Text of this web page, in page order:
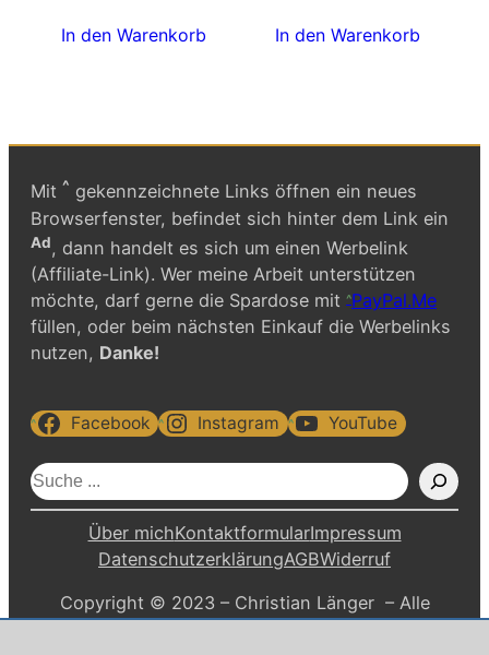
In den Warenkorb In den Warenkorb
Mit ^ gekennzeichnete Links öffnen ein neues
Browserfenster, befindet sich hinter dem Link ein
Ad, dann handelt es sich um einen Werbelink
(Affiliate-Link). Wer meine Arbeit unterstützen
möchte, darf gerne die Spardose mit PayPal.Me
füllen, oder beim nächsten Einkauf die Werbelinks
nutzen, Danke!
Facebook Instagram YouTube
S
u
Über michKontaktformularImpressum
DatenschutzerklärungAGBWiderruf
Copyright © 2023 – Christian Länger – Alle